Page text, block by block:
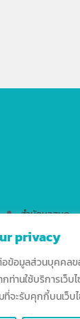
privacy
อข้อมูลส่วนบุคคล
ท่านใช้บริการเว็
จะรับคุกกี้บนเว็บ
สำนักหอสมุด
สำนักงานมาตร
สำนักบริการเท